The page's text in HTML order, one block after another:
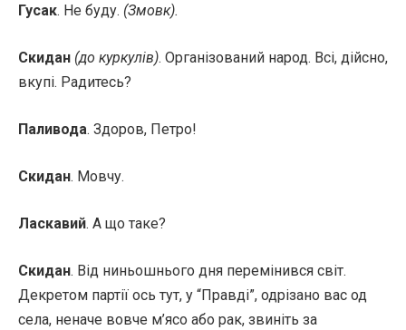
Гусак. Не буду. (Змовк).
Скидан (до куркулів). Організований народ. Всі, дійсно,
вкупі. Радитесь?
Паливода. Здоров, Петро!
Скидан. Мовчу.
Ласкавий. А що таке?
Скидан. Від ниньошнього дня перемінився світ.
Декретом партії ось тут, у “Правді”, одрізано вас од
села, неначе вовче м’ясо або рак, звиніть за